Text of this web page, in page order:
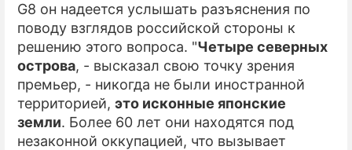
G8 он надеется услышать разъяснения по
поводу взглядов российской стороны к
решению этого вопроса. "Четыре северных
острова, - высказал свою точку зрения
премьер, - никогда не были иностранной
территорией, это исконные японские
земли. Более 60 лет они находятся под
незаконной оккупацией, что вызывает